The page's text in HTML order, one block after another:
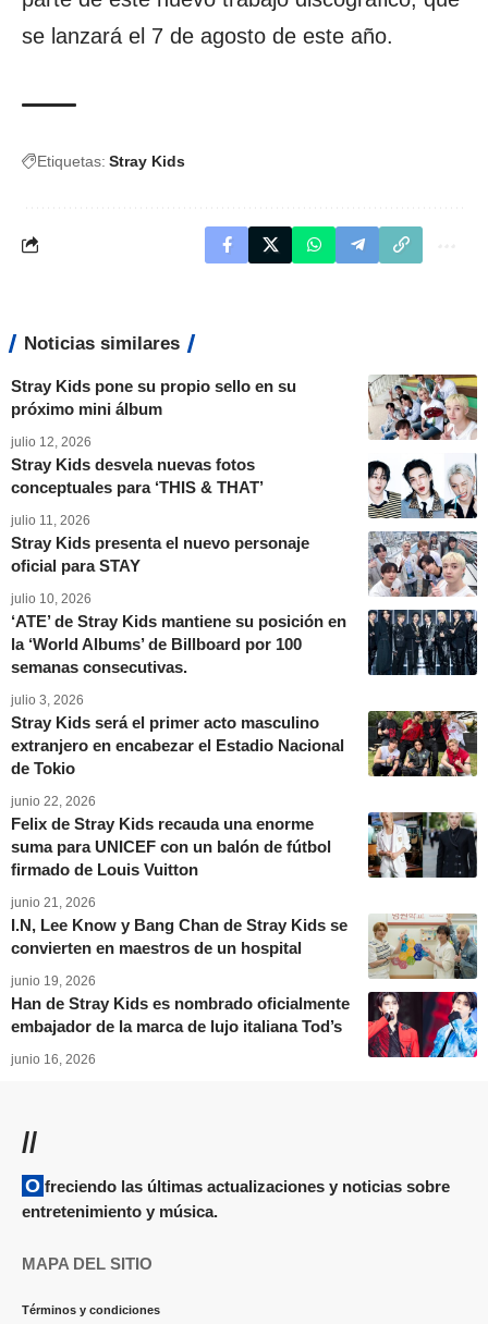
se lanzará el 7 de agosto de este año.
Etiquetas: Stray Kids
Noticias similares
Stray Kids pone su propio sello en su
próximo mini álbum
julio 12, 2026
Stray Kids desvela nuevas fotos
conceptuales para ‘THIS & THAT’
julio 11, 2026
Stray Kids presenta el nuevo personaje
oficial para STAY
julio 10, 2026
‘ATE’ de Stray Kids mantiene su posición en
la ‘World Albums’ de Billboard por 100
semanas consecutivas.
julio 3, 2026
Stray Kids será el primer acto masculino
extranjero en encabezar el Estadio Nacional
de Tokio
junio 22, 2026
Felix de Stray Kids recauda una enorme
suma para UNICEF con un balón de fútbol
firmado de Louis Vuitton
junio 21, 2026
I.N, Lee Know y Bang Chan de Stray Kids se
convierten en maestros de un hospital
junio 19, 2026
Han de Stray Kids es nombrado oficialmente
embajador de la marca de lujo italiana Tod’s
junio 16, 2026
//
Ofreciendo las últimas actualizaciones y noticias sobre
entretenimiento y música.
MAPA DEL SITIO
Términos y condiciones